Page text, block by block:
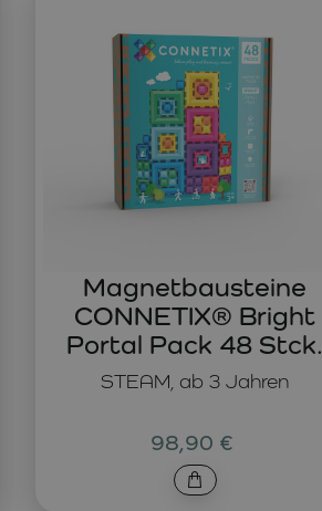
STEAM, ab 3 Jahren
Magnetbausteine
CONNETIX® Bright
Portal Pack 48 Stck.
98,90 €